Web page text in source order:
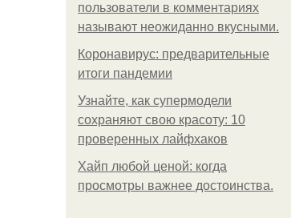
пользователи в комментариях
называют неожиданно вкусными.
Коронавирус: предварительные
итоги пандемии
Узнайте, как супермодели
сохраняют свою красоту: 10
проверенных лайфхаков
Хайп любой ценой: когда
просмотры важнее достоинства.